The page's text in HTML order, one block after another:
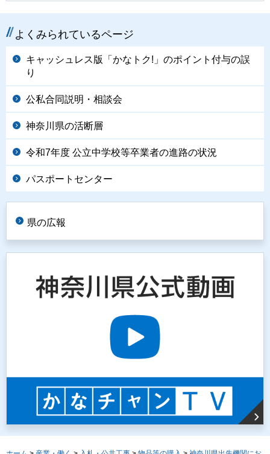
よくみられているページ
キャッシュレス版「かなトク!」のポイント付与の誤
り
公私合同説明・相談会
神奈川県の活断層
令和7年度 公立中学校等卒業者の進路の状況
パスポートセンター
県の広報